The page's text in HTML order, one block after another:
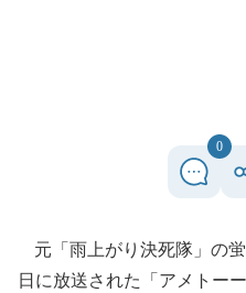
0
元「雨上がり決死隊」の
日に放送された「アメトー